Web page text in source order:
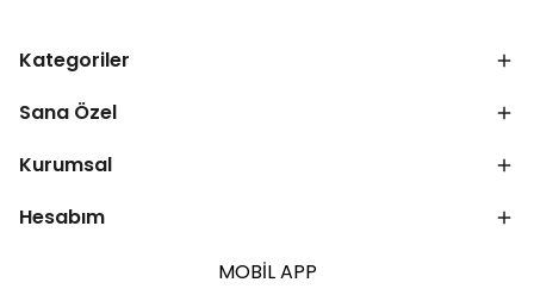
Kategoriler
Sana Özel
Kurumsal
Hesabım
MOBİL APP